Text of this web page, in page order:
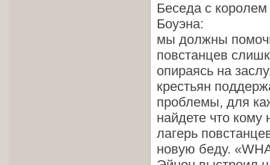
Беседа с
Боуэна:
мы должны
повстанцев
опираясь на
крестьян
проблемы, для
найдете что кому
лагерь
новую беду.